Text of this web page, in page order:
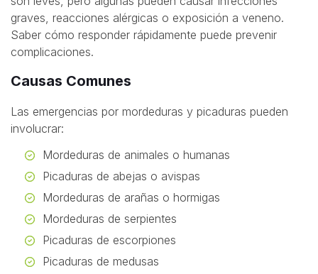
graves, reacciones alérgicas o exposición a veneno.
Saber cómo responder rápidamente puede prevenir
complicaciones.
Causas Comunes
Las emergencias por mordeduras y picaduras pueden
involucrar:
Mordeduras de animales o humanas
Picaduras de abejas o avispas
Mordeduras de arañas o hormigas
Mordeduras de serpientes
Picaduras de escorpiones
Picaduras de medusas